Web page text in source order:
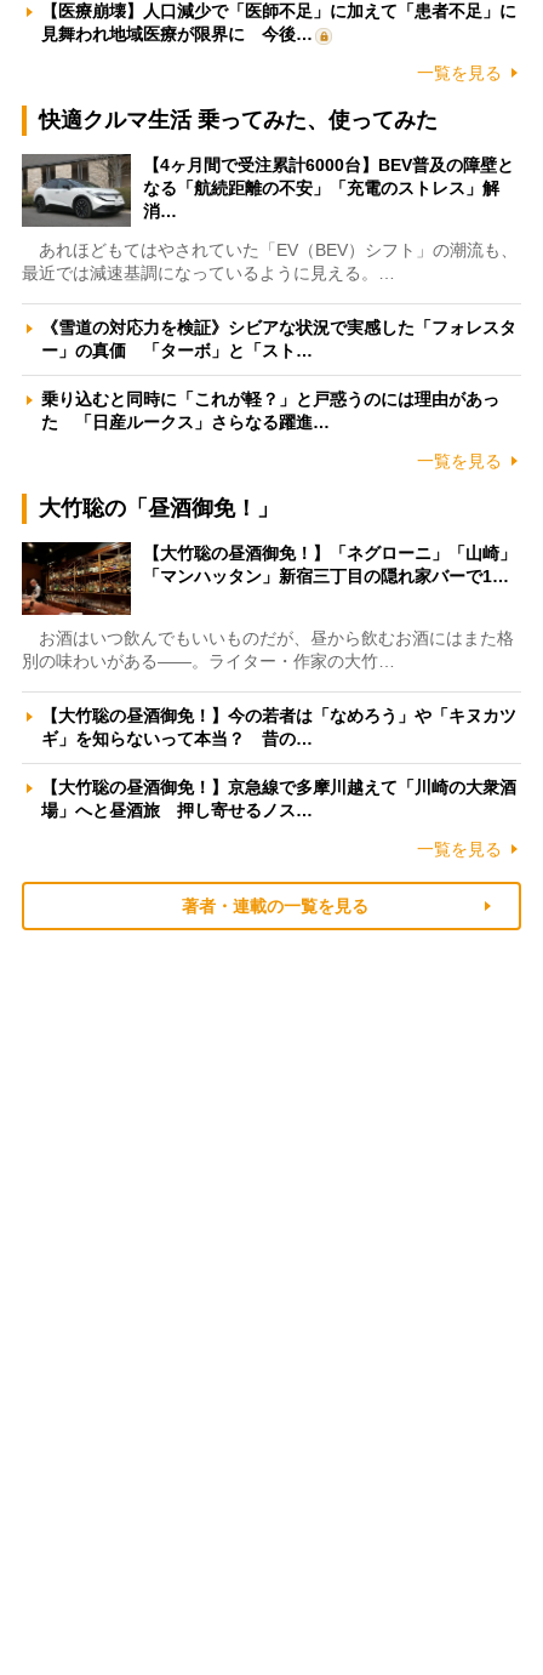
【医療崩壊】人口減少で「医師不足」に加えて「患者不足」に
見舞われ地域医療が限界に 今後…
一覧を見る
快適クルマ生活 乗ってみた、使ってみた
【4ヶ月間で受注累計6000台】BEV普及の障壁と
なる「航続距離の不安」「充電のストレス」解
消…
あれほどもてはやされていた「EV（BEV）シフト」の潮流も、
最近では減速基調になっているように見える。…
《雪道の対応力を検証》シビアな状況で実感した「フォレスタ
ー」の真価 「ターボ」と「スト…
乗り込むと同時に「これが軽？」と戸惑うのには理由があっ
た 「日産ルークス」さらなる躍進…
一覧を見る
大竹聡の「昼酒御免！」
【大竹聡の昼酒御免！】「ネグローニ」「山崎」
「マンハッタン」新宿三丁目の隠れ家バーで1…
お酒はいつ飲んでもいいものだが、昼から飲むお酒にはまた格
別の味わいがある――。ライター・作家の大竹…
【大竹聡の昼酒御免！】今の若者は「なめろう」や「キヌカツ
ギ」を知らないって本当？ 昔の…
【大竹聡の昼酒御免！】京急線で多摩川越えて「川崎の大衆酒
場」へと昼酒旅 押し寄せるノス…
一覧を見る
著者・連載の一覧を見る